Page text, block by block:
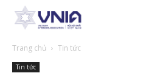
Trang chủ Tin tức
Tin tức